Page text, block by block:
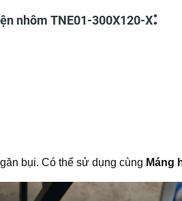
nhôm TNE01-300X120-X:
bụi. Có thể sử dụng cùng Máng